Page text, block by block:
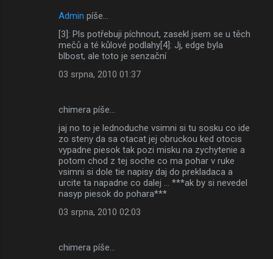
Admin píše…
[3]: Pls potřebuji píchnout, zasekl jsem se u těch
mečů a té kůlové podlahy[4]: Jj, edge byla
blbost, ale toto je senzační
03 srpna, 2010 01:37
chimera píše…
jaj no to je lednoduche vsimni si tu sosku co ide
zo steny da sa otacat jej obruckou ked otocis
vypadne piesok tak pozi misku na zychytenie a
potom chod z tej soche co ma pohar v ruke
vsimni si dole tie napisy daj do prekladaca a
urcite ta napadne co dalej ... ***ak by si nevedel
nasyp piesok do pohara***
03 srpna, 2010 02:03
chimera píše…